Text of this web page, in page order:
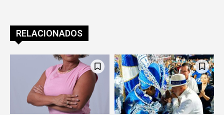
RELACIONADOS